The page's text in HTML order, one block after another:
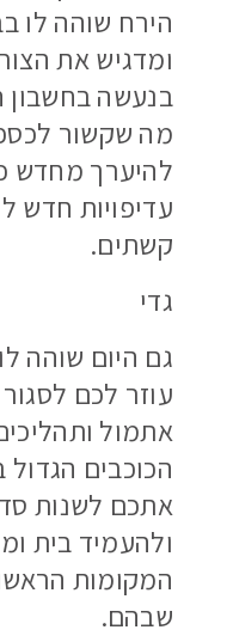
הירח שוהה לו
ומדגיש את
בנעשה בחשבון
מה שקשור
להיערך מחדש
עדיפויות חדש
קשתים.
גדי
גם היום שוהה
עוזר לכם
אתמול
הכוכבים
אתכם לשנות
ולהעמיד בית
המקומות
שבהם.